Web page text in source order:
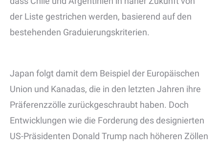
der Liste gestrichen werden, basierend auf den
bestehenden Graduierungskriterien.
Japan folgt damit dem Beispiel der Europäischen
Union und Kanadas, die in den letzten Jahren ihre
Präferenzzölle zurückgeschraubt haben. Doch
Entwicklungen wie die Forderung des designierten
US-Präsidenten Donald Trump nach höheren Zöllen